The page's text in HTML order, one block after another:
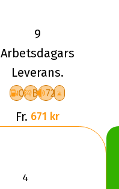
ROADHOG
RGAS02
XL
9
Arbetsdagars
Leverans.
C B 72
Fr. 671 kr